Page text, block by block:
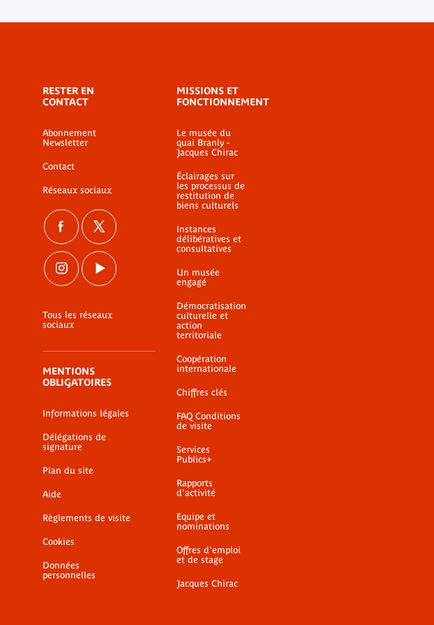
RESTER EN
CONTACT
Abonnement
Newsletter
Contact
Réseaux sociaux
Tous les réseaux
sociaux
MENTIONS
OBLIGATOIRES
Informations légales
Délégations de
signature
Plan du site
Aide
Règlements de visite
Cookies
Données
personnelles
MISSIONS ET
FONCTIONNEMENT
Le musée du
quai Branly -
Jacques Chirac
Éclairages sur
les processus de
restitution de
biens culturels
Instances
délibératives et
consultatives
Un musée
engagé
Démocratisation
culturelle et
action
territoriale
Coopération
internationale
Chiffres clés
FAQ Conditions
de visite
Services
Publics+
Rapports
d'activité
Equipe et
nominations
Offres d'emploi
et de stage
Jacques Chirac